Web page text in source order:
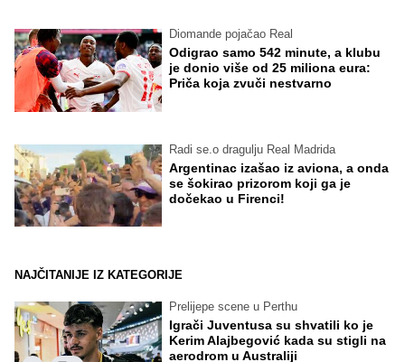
Diomande pojačao Real
Odigrao samo 542 minute, a klubu
je donio više od 25 miliona eura:
Priča koja zvuči nestvarno
Radi se.o dragulju Real Madrida
Argentinac izašao iz aviona, a onda
se šokirao prizorom koji ga je
dočekao u Firenci!
NAJČITANIJE IZ KATEGORIJE
Prelijepe scene u Perthu
Igrači Juventusa su shvatili ko je
Kerim Alajbegović kada su stigli na
aerodrom u Australiji